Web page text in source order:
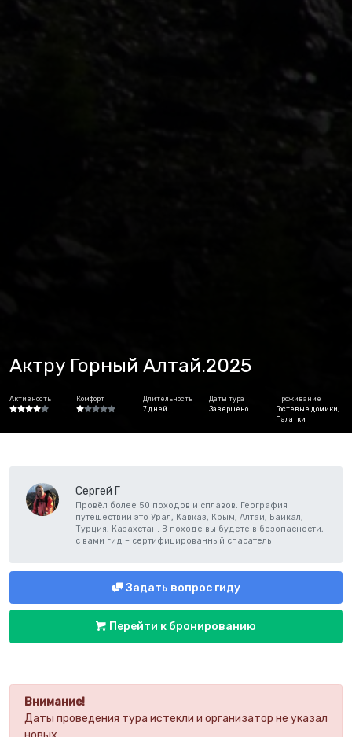
Актру Горный Алтай.2025
Активность Комфорт
Длительность
7 дней
Даты тура
Завершено
Проживание
Гостевые домики,
Палатки
Внимание!
Даты проведения тура истекли и организатор не указал
Сергей Г
Провёл более 50 походов и сплавов. География
путешествий это Урал, Кавказ, Крым, Алтай, Байкал,
Турция, Казахстан. В походе вы будете в безопасности,
с вами гид – сертифицированный спасатель.
Задать вопрос гиду
Перейти к бронированию